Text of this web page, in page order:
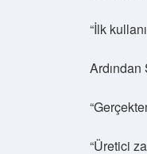
“İlk
“Üretici